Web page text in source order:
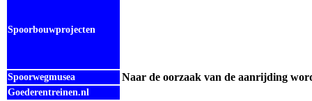
Spoorbouwprojecten
Spoorwegmusea Naar de oorzaak van de aanrijding
Goederentreinen.nl